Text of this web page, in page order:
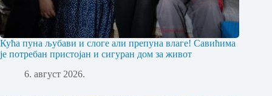
Кућа пуна љубави и слоге али препуна влаге! Савићима
је потребан пристојан и сигуран дом за живот
6. август 2026.